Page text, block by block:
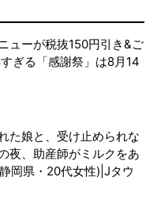
ューが税抜150円引き&ご
ぎる「感謝祭」は8月14
た娘と、受け止められな
夜、助産師がミルクをあ
岡県・20代女性)|Jタウ